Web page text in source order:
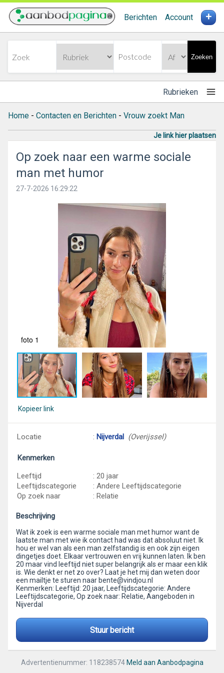
Berichten Account +
Zoeken
Rubrieken
Home - Contacten en Berichten - Vrouw zoekt Man
Je link hier plaatsen
Op zoek naar een warme sociale
man met humor
27-7-2026 16:29:22
foto 1
Kopieer link
Locatie : Nijverdal (Overijssel)
Kenmerken
Leeftijd
: 20 jaar
Leeftijdscategorie
: Andere Leeftijdscategorie
Op zoek naar
: Relatie
Beschrijving
Wat ik zoek is een warme sociale man met humor want de
laatste man met wie ik contact had was dat absoluut niet. Ik
hou er wel van als een man zelfstandig is en ook zijn eigen
dingetjes doet. Elkaar vertrouwen en vrij kunnen laten. Ik ben
20 maar vind leeftijd niet super belangrijk als er maar een klik
is. Wie denkt er net zo over? Laat je het mij dan weten door
een mailtje te sturen naar bente@vindjou.nl
Kenmerken: Leeftijd: 20 jaar, Leeftijdscategorie: Andere
Leeftijdscategorie, Op zoek naar: Relatie, Aangeboden in
Nijverdal
Stuur bericht
Advertentienummer: 118238574 Meld aan Aanbodpagina